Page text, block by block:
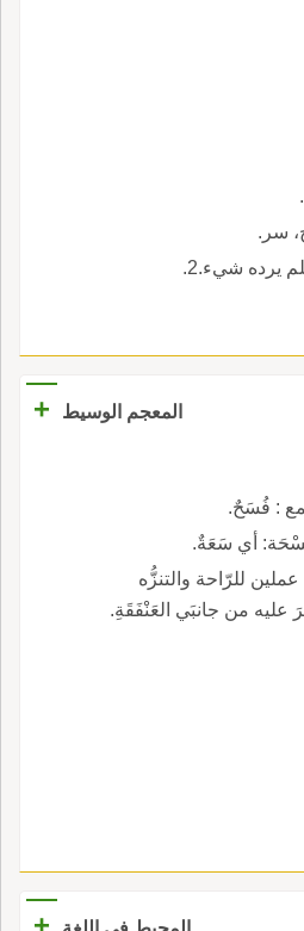
سر.
يرده شيء.2.
المعجم الوسيط +
: فُسَحٌ.
أي سَعَةٌ.
للرّاحة والتنزُّه
عليه من جانبَي العَنْفَقَةِ.
+